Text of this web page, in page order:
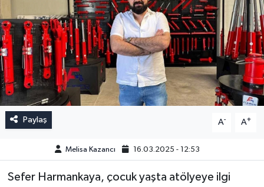
Paylaş A- A+
Melisa Kazancı 16.03.2025 - 12:53
Sefer Harmankaya, çocuk yaşta atölyeye ilgi